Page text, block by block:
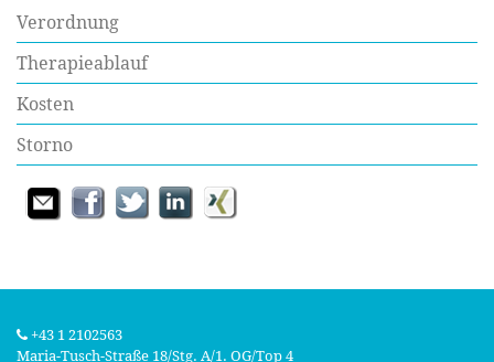
Verordnung
Therapieablauf
Kosten
Storno
+43 1 2102563
Maria‑Tusch‑Straße 18/Stg. A/1. OG/Top 4